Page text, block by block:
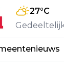
27°C